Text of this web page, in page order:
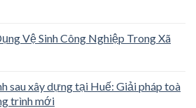
Vệ Sinh Công Nghiệp Trong Xã
sau xây dựng tại Huế: Giải pháp toà
trình mới